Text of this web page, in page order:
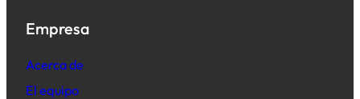
Empresa
Acerca de
El equipo